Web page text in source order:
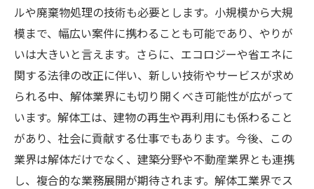
ルや廃棄物処理の技術も必要とします。小規模から大規
模まで、幅広い案件に携わることも可能であり、やりが
いは大きいと言えます。さらに、エコロジーや省エネに
関する法律の改正に伴い、新しい技術やサービスが求め
られる中、解体業界にも切り開くべき可能性が広がって
います。解体工は、建物の再生や再利用にも係わること
があり、社会に貢献する仕事でもあります。今後、この
業界は解体だけでなく、建築分野や不動産業界とも連携
し、複合的な業務展開が期待されます。解体工業界でス